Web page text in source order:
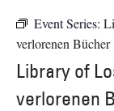
Event Series:
verlorenen
Library of
verlorenen